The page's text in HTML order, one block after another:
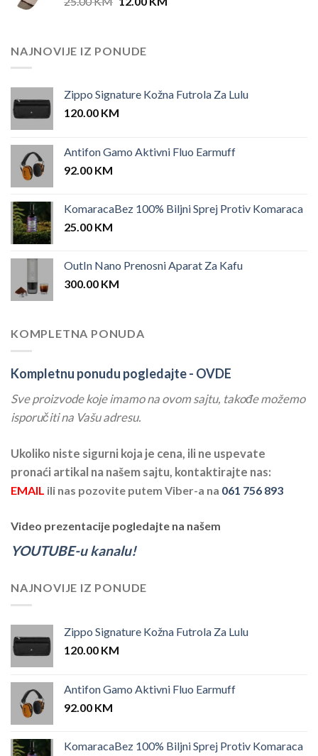
25.00 KM.
NAJNOVIJE IZ PONUDE
Zippo Signature Kožna Futrola Za Lulu
120.00 KM
Antifon Gamo Aktivni Fluo Earmuff
92.00 KM
KomaracaBez 100% Biljni Sprej Protiv Komaraca
25.00 KM
OutIn Nano Prenosni Aparat Za Kafu
300.00 KM
KOMPLETNA PONUDA
Kompletnu ponudu pogledajte - OVDE
Sve proizvode koje imamo na ovom sajtu, takođe možemo
isporučiti na Vašu adresu.
Ukoliko niste sigurni koja je cena, ili ne uspevate
pronaći artikal na našem sajtu, kontaktirajte nas:
EMAIL ili nas pozovite putem Viber-a na 061 756 893
Video prezentacije pogledajte na našem
YOUTUBE-u kanalu!
NAJNOVIJE IZ PONUDE
Zippo Signature Kožna Futrola Za Lulu
120.00 KM
Antifon Gamo Aktivni Fluo Earmuff
92.00 KM
KomaracaBez 100% Biljni Sprej Protiv Komaraca